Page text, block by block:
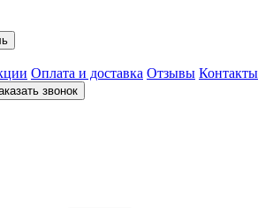
Оплата и доставка Отзывы Контакты
звонок